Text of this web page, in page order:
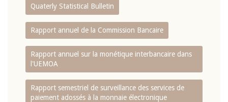
Quaterly Statistical Bulletin
Rapport annuel de la Commission Bancaire
Rapport annuel sur la monétique interbancaire dans
l'UEMOA
Rapport semestriel de surveillance des services de
paiement adossés à la monnaie électronique